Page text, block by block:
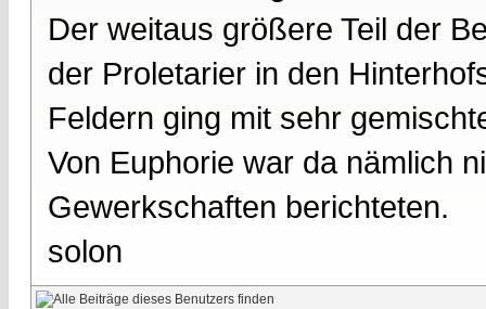
Der weitaus größere Teil der
der Proletarier in den
Feldern ging mit sehr
Von Euphorie war da nämlich
Gewerkschaften berichteten.
solon